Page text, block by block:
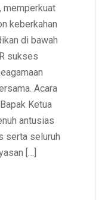
memperkuat
keberkahan
di bawah
sukses
Acara
Ketua
antusias
serta seluruh
[…]